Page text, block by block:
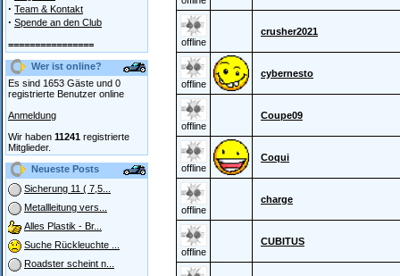
· Team & Kontakt
· Spende an den Club
================
Wer ist online?
Es sind 1653 Gäste und 0
registrierte Benutzer online
Anmeldung
Wir haben 11241 registrierte
Mitglieder.
Neueste Posts
Sicherung 11 ( 7,5...
Metallleitung vers...
Alles Plastik - Br...
Suche Rückleuchte ...
Roadster scheint n...
offline
crusher2021
offline
cybernesto
offline
Coupe09
offline
Coqui
offline
charge
offline
CUBITUS